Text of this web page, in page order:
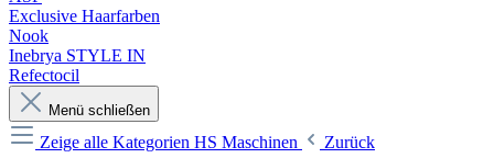
Exclusive Haarfarben
Nook
Inebrya STYLE IN
Refectocil
Menü schließen
Zeige alle Kategorien HS Maschinen
Zurück